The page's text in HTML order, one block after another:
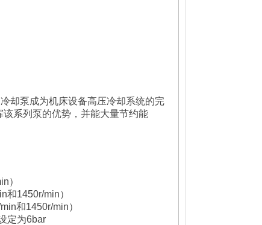
却泵成为机床设备高压冷却系统的完
系列泵的优势，并能大量节约能
）
1450r/min）
和1450r/min）
定为6bar